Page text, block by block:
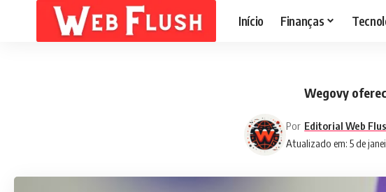
Início Finanças
Wegovy
Atualizado em: 5 de
Por Editorial Web